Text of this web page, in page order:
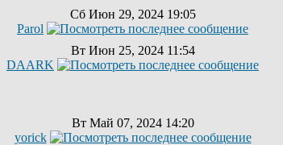
Сб Июн 29, 2024 19:05
Parol
Вт Июн 25, 2024 11:54
DAARK
Вт Май 07, 2024 14:20
yorick